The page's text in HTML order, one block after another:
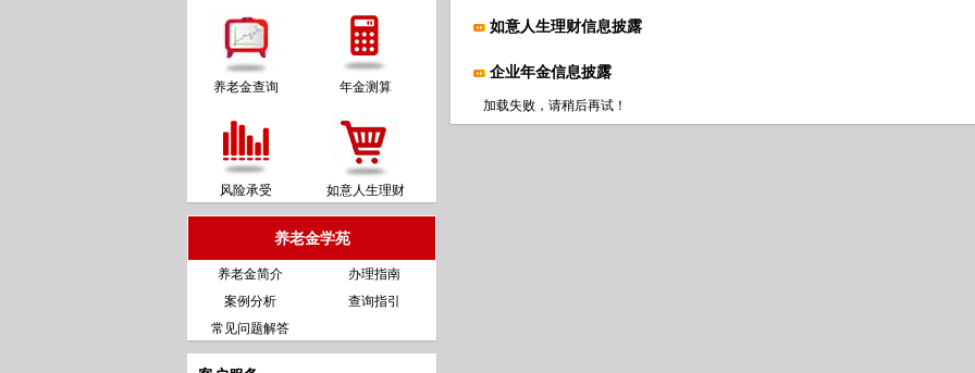
养老金查询 年金测算
风险承受 如意人生理财
养老金学苑
养老金简介
办理指南
案例分析
查询指引
常见问题解答
如意人生理财信息披露
企业年金信息披露
加载失败，请稍后再试！